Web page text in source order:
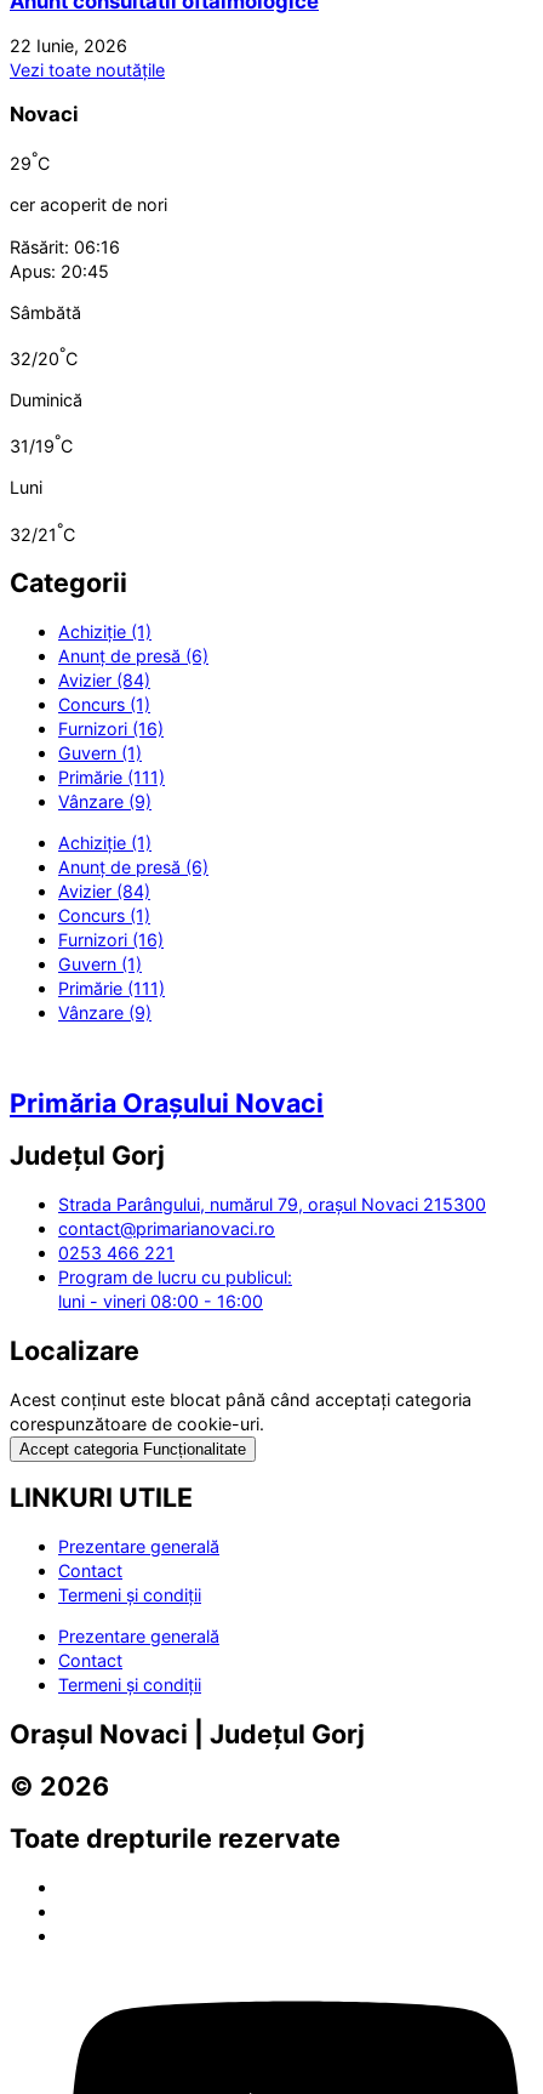
22 Iunie, 2026
Vezi toate noutățile
Novaci
29°C
cer acoperit de nori
Răsărit: 06:16
Apus: 20:45
Sâmbătă
32/20°C
Duminică
31/19°C
Luni
32/21°C
Categorii
Achiziție (1)
Anunț de presă (6)
Avizier (84)
Concurs (1)
Furnizori (16)
Guvern (1)
Primărie (111)
Vânzare (9)
Achiziție (1)
Anunț de presă (6)
Avizier (84)
Concurs (1)
Furnizori (16)
Guvern (1)
Primărie (111)
Vânzare (9)
Primăria Orașului Novaci
Județul Gorj
Strada Parângului, numărul 79, orașul Novaci 215300
contact@primarianovaci.ro
0253 466 221
Program de lucru cu publicul:
luni - vineri 08:00 - 16:00
Localizare
Acest conținut este blocat până când acceptați categoria
corespunzătoare de cookie-uri.
Accept categoria Funcționalitate
LINKURI UTILE
Prezentare generală
Contact
Termeni și condiții
Prezentare generală
Contact
Termeni și condiții
Orașul Novaci | Județul Gorj
© 2026
Toate drepturile rezervate